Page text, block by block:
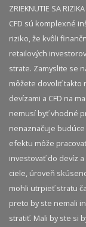
ZRIEKNUTIE SA RIZIKA
CFD sú komplexné
riziko, že kvôli
retailových
strate. Zamyslite se
môžete dovoliť takto
devízami a CFD na
nemusí byť vhodné
nenaznačuje
efektu môže
investovať do devíz
ciele, úroveň
mohli utrpieť stratu
preto by ste nemali
stratiť. Mali by ste si